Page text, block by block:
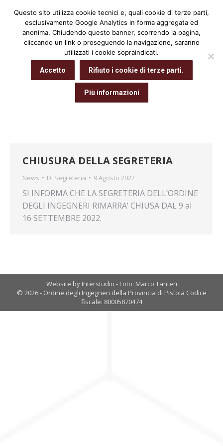
Cerca:
Archivio giornaliero:9 Agosto 2022
Tu sei qui:
Home 2022 Agosto 09
CHIUSURA DELLA SEGRETERIA
News Di Segreteria 9 Agosto 2022
SI INFORMA CHE LA SEGRETERIA DELL’ORDINE
DEGLI INGEGNERI RIMARRA’ CHIUSA DAL 9 al
16 SETTEMBRE 2022.
Website by Interstudio - Foto: Marco Tanteri
© 2026 - Ordine degli Ingegneri della Provincia di Pistoia Codice
fiscale: 80005870474
Questo sito utilizza cookie tecnici e, quali cookie di terze parti,
esclusivamente Google Analytics in forma aggregata ed
anonima. Chiudendo questo banner, scorrendo la pagina,
cliccando un link o proseguendo la navigazione, saranno
utilizzati i cookie sopraindicati.
Accetto Rifiuto i cookie di terze parti.
Più informazioni